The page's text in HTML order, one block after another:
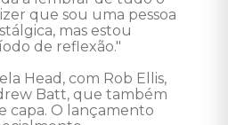
que sou uma pessoa
mas estou
de reflexão."
Head, com Rob Ellis,
Batt, que também
capa. O lançamento